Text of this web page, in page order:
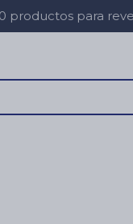
productos para